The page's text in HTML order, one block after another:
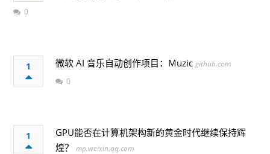
0
1 微软 AI 音乐自动创作项目：Muzic github.com
0
1
GPU能否在计算机架构新的黄金时代继续保持辉
煌？
mp.weixin.qq.com